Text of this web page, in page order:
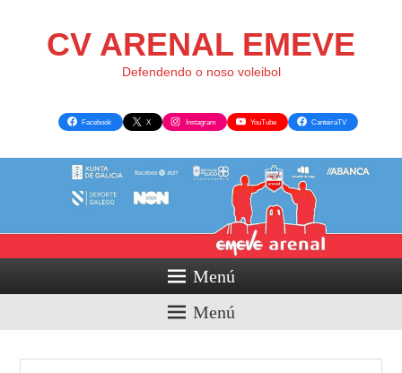
CV ARENAL EMEVE
Defendendo o noso voleibol
Facebook X Instagram YouTube CanteiraTV
Menú
Menú